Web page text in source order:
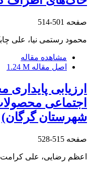
صفحه 501-514
محمود رستمی نیا، علی
مشاهده مقاله
اصل مقاله 1.24 M
ارزیابی
اجتماعی
شهرستان گرگان)
صفحه 515-528
اعظم رضایی، علی کرامت